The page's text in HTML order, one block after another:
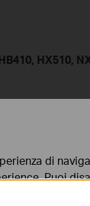
HX510,
di
Puoi
consulta la